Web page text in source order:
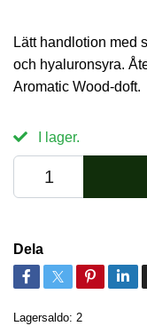
Lätt handlotion med
och hyaluronsyra.
Aromatic Wood-doft.
I lager.
Dela
Lagersaldo: 2